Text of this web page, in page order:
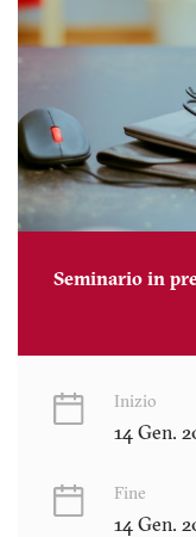
Seminario in
Inizio
14 Gen.
Fine
14 Gen.